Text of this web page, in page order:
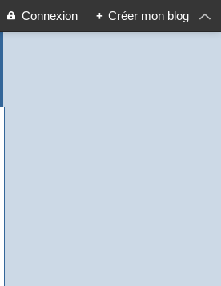
Connexion + Créer mon blog